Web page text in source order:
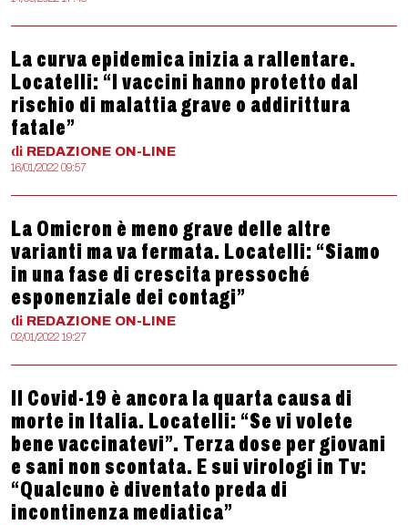
La curva epidemica inizia a rallentare.
Locatelli: “I vaccini hanno protetto dal
rischio di malattia grave o addirittura
fatale”
di REDAZIONE ON-LINE
16/01/2022 09:57
La Omicron è meno grave delle altre
varianti ma va fermata. Locatelli: “Siamo
in una fase di crescita pressoché
esponenziale dei contagi”
di REDAZIONE ON-LINE
02/01/2022 19:27
Il Covid-19 è ancora la quarta causa di
morte in Italia. Locatelli: “Se vi volete
bene vaccinatevi”. Terza dose per giovani
e sani non scontata. E sui virologi in Tv:
“Qualcuno è diventato preda di
incontinenza mediatica”